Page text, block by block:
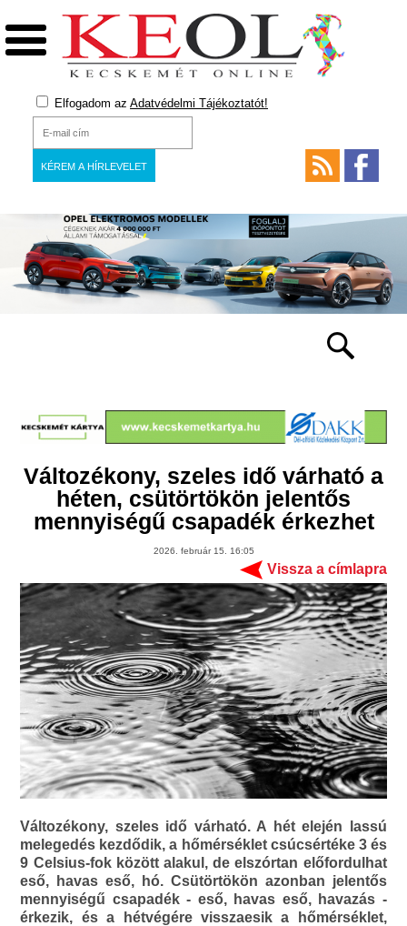
Elfogadom az Adatvédelmi Tájékoztatót!
Változékony, szeles idő várható a
héten, csütörtökön jelentős
mennyiségű csapadék érkezhet
2026. február 15. 16:05
Vissza a címlapra
Változékony, szeles idő várható. A hét elején lassú
melegedés kezdődik, a hőmérséklet csúcsértéke 3 és
9 Celsius-fok között alakul, de elszórtan előfordulhat
eső, havas eső, hó. Csütörtökön azonban jelentős
mennyiségű csapadék - eső, havas eső, havazás -
érkezik, és a hétvégére visszaesik a hőmérséklet,